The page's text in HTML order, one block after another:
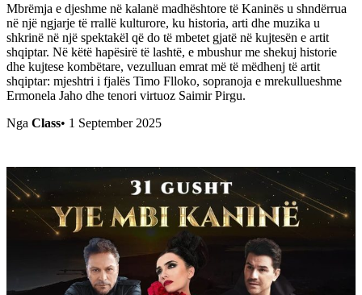
Mbrëmja e djeshme në kalanë madhështore të Kaninës u shndërrua
në një ngjarje të rrallë kulturore, ku historia, arti dhe muzika u
shkrinë në një spektakël që do të mbetet gjatë në kujtesën e artit
shqiptar. Në këtë hapësirë të lashtë, e mbushur me shekuj historie
dhe kujtese kombëtare, vezulluan emrat më të mëdhenj të artit
shqiptar: mjeshtri i fjalës Timo Flloko, sopranoja e mrekullueshme
Ermonela Jaho dhe tenori virtuoz Saimir Pirgu.
Nga Class• 1 September 2025